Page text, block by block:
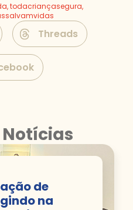
,todacriançasegura,
Threads
de
na